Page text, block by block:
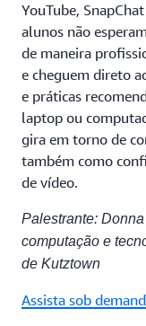
YouTube,
alunos não
de maneira
e cheguem direto
e práticas
laptop ou
gira em torno de
também como
de vídeo.
Palestrante:
computação e
de Kutztown
Assista sob